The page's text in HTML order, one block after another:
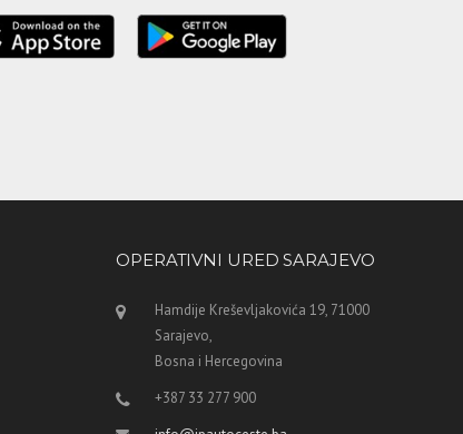
OPERATIVNI URED SARAJEVO
Hamdije Kreševljakovića 19, 71000
Sarajevo,
Bosna i Hercegovina
+387 33 277 900